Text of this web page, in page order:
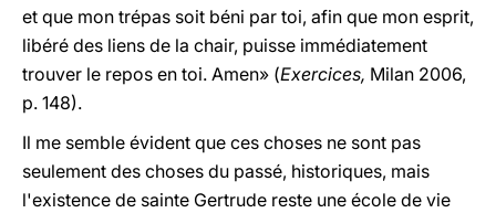
et que mon trépas soit béni par toi, afin que mon esprit,
libéré des liens de la chair, puisse immédiatement
trouver le repos en toi. Amen» (Exercices, Milan 2006,
p. 148).
Il me semble évident que ces choses ne sont pas
seulement des choses du passé, historiques, mais
l'existence de sainte Gertrude reste une école de vie